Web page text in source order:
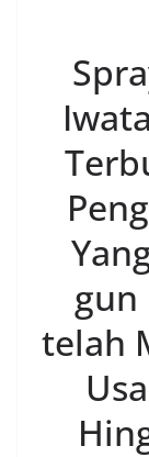
gun
telah